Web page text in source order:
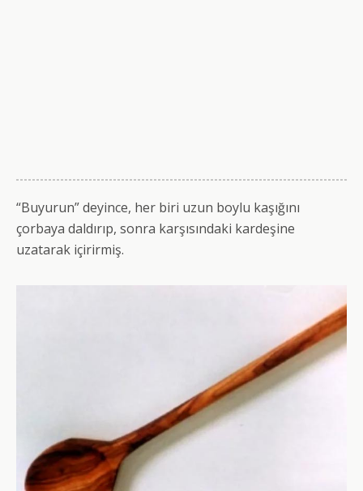
“Buyurun” deyince, her biri uzun boylu kaşığını
çorbaya daldırıp, sonra karşısındaki kardeşine
uzatarak içirirmiş.